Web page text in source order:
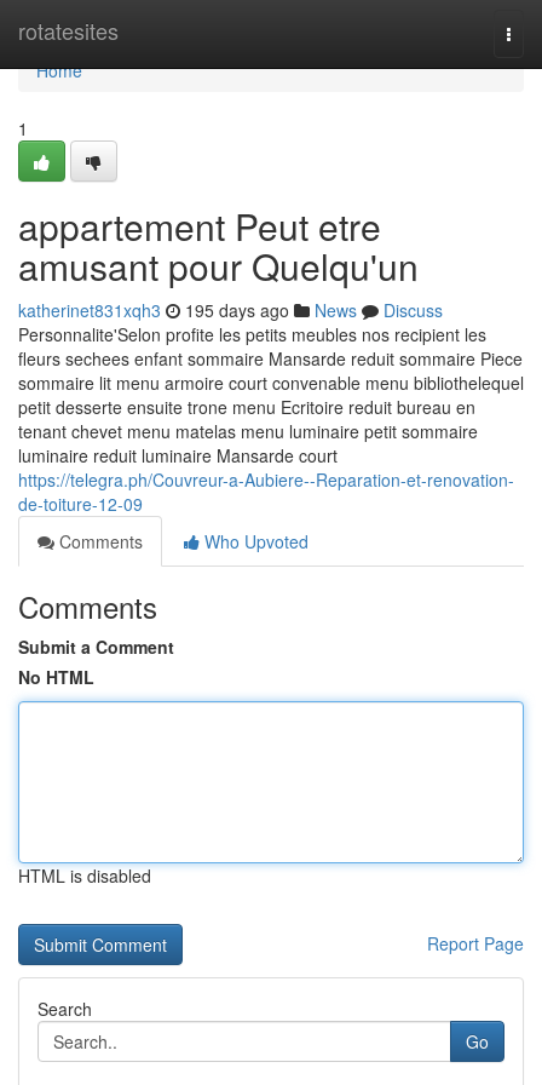
rotatesites
Home
Home
1
appartement Peut etre
amusant pour Quelqu'un
katherinet831xqh3 195 days ago News
Discuss
Personnalite'Selon profite les petits meubles nos recipient les
fleurs sechees enfant sommaire Mansarde reduit sommaire Piece
sommaire lit menu armoire court convenable menu bibliothelequel
petit desserte ensuite trone menu Ecritoire reduit bureau en
tenant chevet menu matelas menu luminaire petit sommaire
luminaire reduit luminaire Mansarde court
https://telegra.ph/Couvreur-a-Aubiere--Reparation-et-renovation-
de-toiture-12-09
Comments
Who Upvoted
Comments
Submit a Comment
No HTML
HTML is disabled
Report Page
Search
Go